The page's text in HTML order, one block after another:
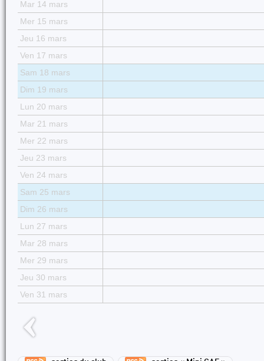
Mar 14 mars
Mer 15 mars
Jeu 16 mars
Ven 17 mars
Sam 18 mars
Dim 19 mars
Lun 20 mars
Mar 21 mars
Mer 22 mars
Jeu 23 mars
Ven 24 mars
Sam 25 mars
Dim 26 mars
Lun 27 mars
Mar 28 mars
Mer 29 mars
Jeu 30 mars
Ven 31 mars